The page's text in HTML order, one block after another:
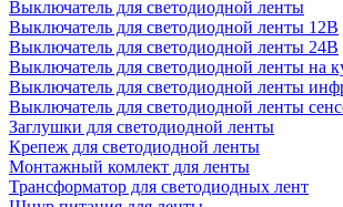
Выключатель для светодиодной ленты
Выключатель для светодиодной ленты 12В
Выключатель для светодиодной ленты 24В
Выключатель для светодиодной ленты на
Выключатель для светодиодной ленты
Выключатель для светодиодной ленты
Заглушки для светодиодной ленты
Крепеж для светодиодной ленты
Монтажный комлект для ленты
Трансформатор для светодиодных лент